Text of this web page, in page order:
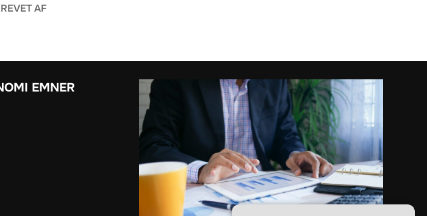
AF
EMNER